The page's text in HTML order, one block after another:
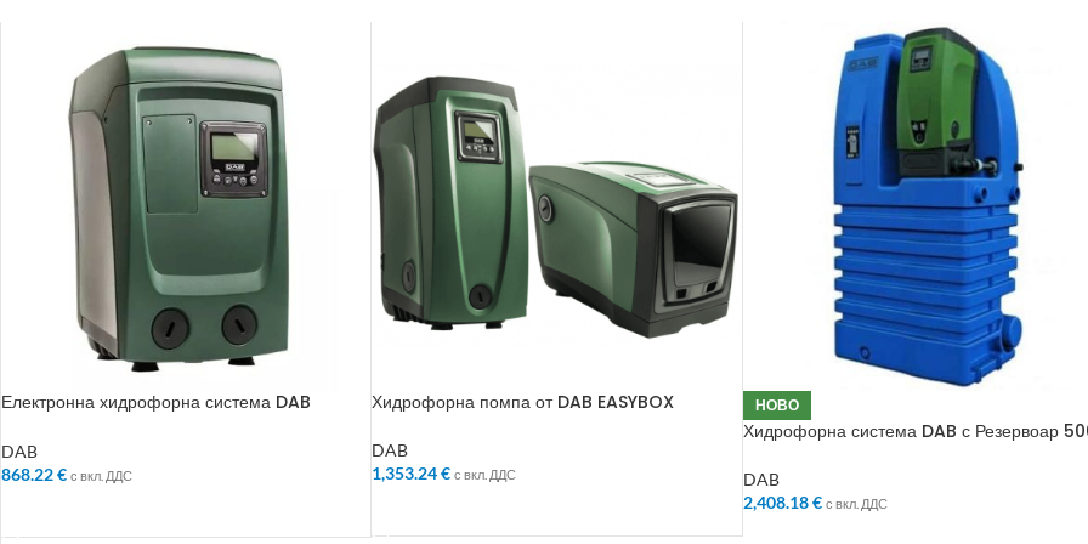
Електронна хидрофорна система DAB
4.8м³/час
DAB
868.22€ с вкл. ДДС
Хидрофорна помпа от DAB EASYBOX
DAB
1,353.24€ с вкл. ДДС
НОВО
Хидрофорна система DAB с Резервоар
DAB
2,408.18€ с вкл. ДДС